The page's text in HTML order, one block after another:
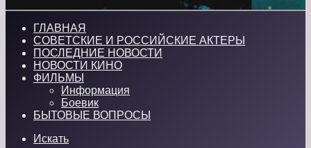
ГЛАВНАЯ
СОВЕТСКИЕ И РОССИЙСКИЕ АКТЕРЫ
ПОСЛЕДНИЕ НОВОСТИ
НОВОСТИ КИНО
ФИЛЬМЫ
Информация
Боевик
БЫТОВЫЕ ВОПРОСЫ
Искать